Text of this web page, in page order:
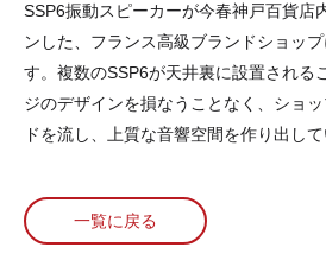
SSP6振動スピーカーが今春神戸百貨店
ンした、フランス高級ブランドショッ
す。複数のSSP6が天井裏に設置される
ジのデザインを損なうことなく、ショ
ドを流し、上質な音響空間を作り出して
一覧に戻る